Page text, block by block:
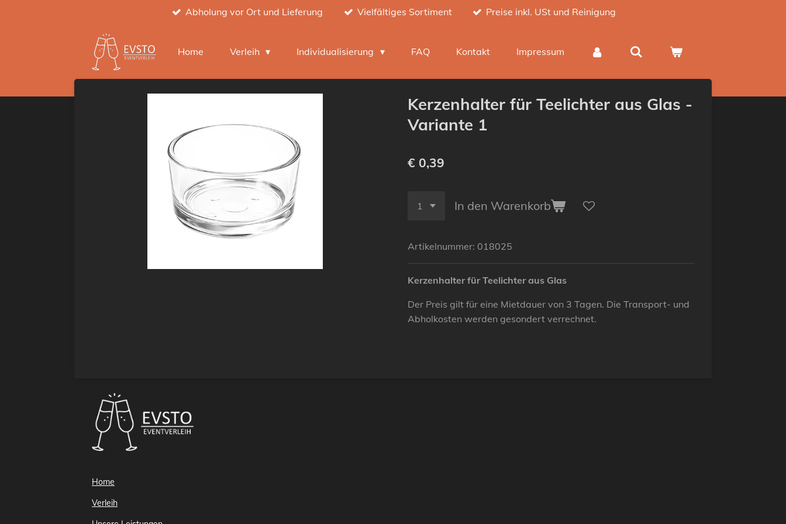
Abholung vor Ort und Lieferung Vielfältiges Sortiment Preise inkl. USt und Reinigung
Home Verleih Individualisierung FAQ Kontakt Impressum
Kerzenhalter für Teelichter aus Glas -
Variante 1
€ 0,39
In den Warenkorb
Artikelnummer: 018025
Kerzenhalter für Teelichter aus Glas
Der Preis gilt für eine Mietdauer von 3 Tagen. Die Transport- und
Abholkosten werden gesondert verrechnet.
Home
Verleih